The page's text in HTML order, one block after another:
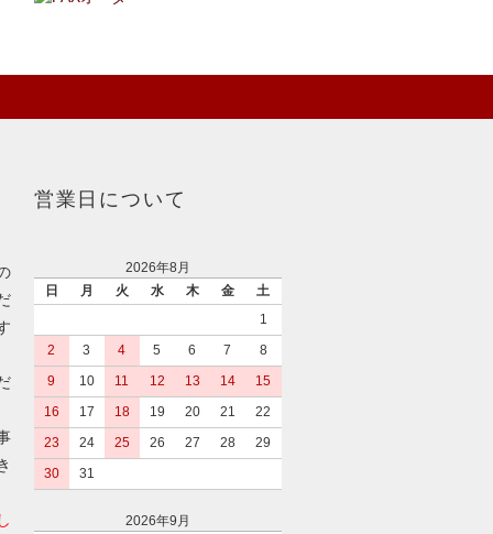
営業日について
2026年8月
日
月 火 水 木 金
土
1
2
3 4 5 6 7
8
9
10 11 12 13 14
15
16
17 18 19 20 21
22
23
24 25 26 27 28
29
30
31
2026年9月